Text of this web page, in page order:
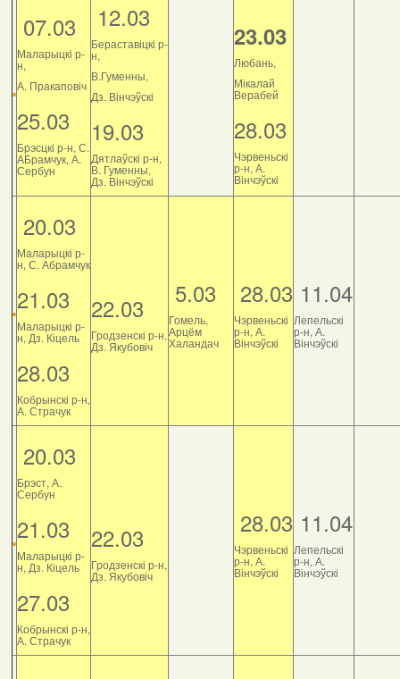
07.03
Маларыцкі р-
н,
А. Пракаповіч
25.03
Брэсцкі р-н, С.
АБрамчук, А.
Сербун
12.03
Бераставіцкі р-
н,
В.Гуменны,
Дз. Вінчэўскі
19.03
Дятлаўскі р-н,
В. Гуменны,
Дз. Вінчэўскі
23.03
Любань,
Мікалай
Верабей
28.03
Чэрвеньскі
р-н, А.
Вінчэўскі
20.03
Маларыцкі р-
н, С. Абрамчук
21.03
Маларыцкі р-
н, Дз. Кіцель
28.03
Кобрынскі р-н,
А. Страчук
22.03
Гродзенскі р-н,
Дз. Якубовіч
5.03
Гомель,
Арцём
Халандач
28.03
Чэрвеньскі
р-н, А.
Вінчэўскі
11.04
Лепельскі
р-н, А.
Вінчэўскі
20.03
Брэст, А.
Сербун
21.03
Маларыцкі р-
н, Дз. Кіцель
27.03
Кобрынскі р-н,
А. Страчук
22.03
Гродзенскі р-н,
Дз. Якубовіч
28.03
Чэрвеньскі
р-н, А.
Вінчэўскі
11.04
Лепельскі
р-н, А.
Вінчэўскі